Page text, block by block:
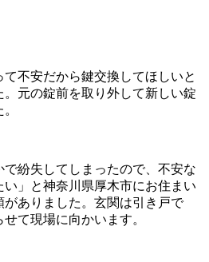
不安だから鍵交換してほしいと
。元の錠前を取り外して新しい錠
で紛失してしまったので、不安な
」と神奈川県厚木市にお住まい
がありました。玄関は引き戸で
て現場に向かいます。